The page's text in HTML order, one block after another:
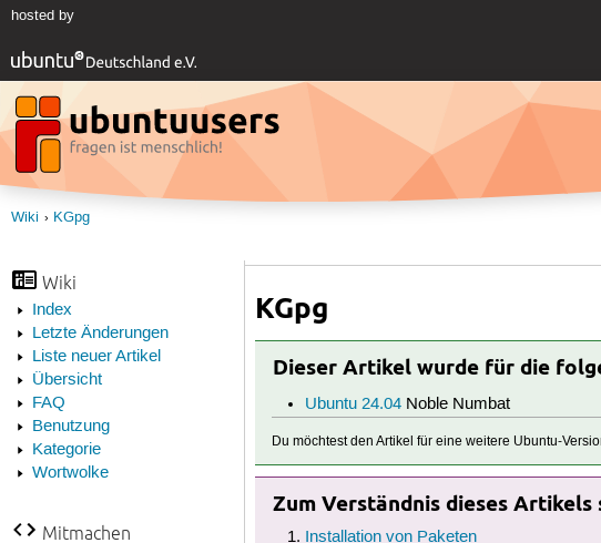
hosted by
Wiki KGpg
Wiki
Index
Letzte Änderungen
Liste neuer Artikel
Übersicht
FAQ
Benutzung
Kategorie
Wortwolke
Mitmachen
KGpg
Dieser Artikel wurde für die
Ubuntu 24.04Noble Numbat
Du möchtest den Artikel für eine weitere Ubuntu-
Zum Verständnis dieses
Installation von Paketen